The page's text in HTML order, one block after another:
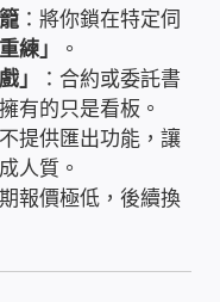
IP通訊系統
：將你鎖在特定伺
練」
。
」
：合約或委託書
有的只是看板。
不提供匯出功能，讓
人質。
期報價極低，後續換